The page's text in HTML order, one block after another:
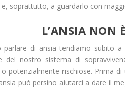
soprattutto, a guardarlo con
L’ANSIA NON
parlare di ansia tendiamo subito a
del nostro sistema di
potenzialmente rischiose. Prima
può persino aiutarci a dare il